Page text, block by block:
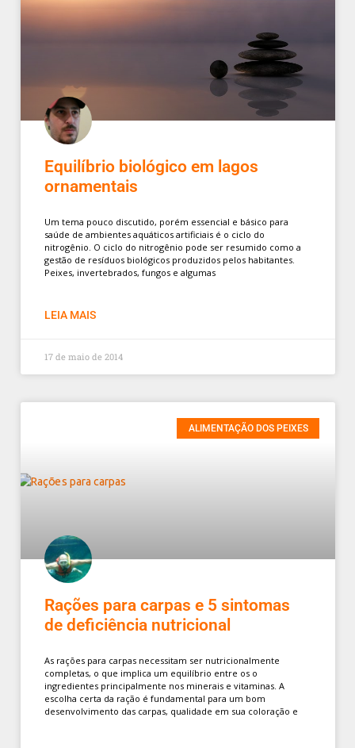
Equilíbrio biológico em lagos
ornamentais
Um tema pouco discutido, porém essencial e básico para
saúde de ambientes aquáticos artificiais é o ciclo do
nitrogênio. O ciclo do nitrogênio pode ser resumido como a
gestão de resíduos biológicos produzidos pelos habitantes.
Peixes, invertebrados, fungos e algumas
LEIA MAIS
17 de maio de 2014
ALIMENTAÇÃO DOS PEIXES
Rações para carpas e 5 sintomas
de deficiência nutricional
As rações para carpas necessitam ser nutricionalmente
completas, o que implica um equilíbrio entre os o
ingredientes principalmente nos minerais e vitaminas. A
escolha certa da ração é fundamental para um bom
desenvolvimento das carpas, qualidade em sua coloração e